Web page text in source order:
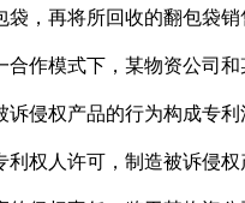
袋，再将所回收的翻包袋
合作模式下，某物资公司
诉侵权产品的行为构成专
利权人许可，制造被诉侵